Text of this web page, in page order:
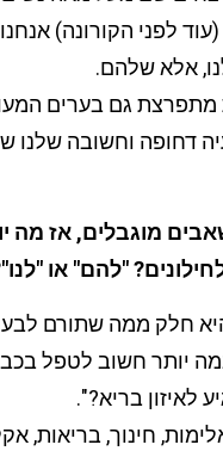
בקרב צעירים ערבים מגיעה ל 40% (עוד
אלא שלהם.
גם בערים
דחופה וחשובה
מוגבלים, אז מה
"להם" או
חלק ממה שתורם
יותר חשוב לטפל
לאיזון בריא?".
חינוך, בריאות,